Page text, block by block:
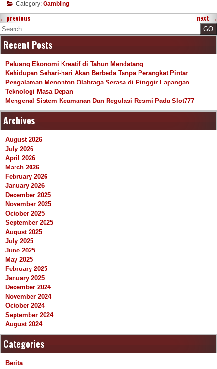
Category: Gambling
←previous next →
Search
Recent Posts
Peluang Ekonomi Kreatif di Tahun Mendatang
Kehidupan Sehari-hari Akan Berbeda Tanpa Perangkat Pintar
Pengalaman Menonton Olahraga Serasa di Pinggir Lapangan
Teknologi Masa Depan
Mengenal Sistem Keamanan Dan Regulasi Resmi Pada Slot777
Archives
August 2026
July 2026
April 2026
March 2026
February 2026
January 2026
December 2025
November 2025
October 2025
September 2025
August 2025
July 2025
June 2025
May 2025
February 2025
January 2025
December 2024
November 2024
October 2024
September 2024
August 2024
Categories
Berita